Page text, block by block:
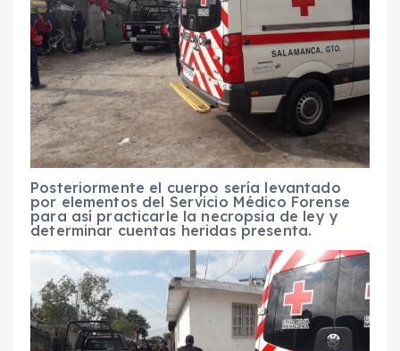
Posteriormente el cuerpo sería levantado
por elementos del Servicio Médico Forense
para así practicarle la necropsia de ley y
determinar cuentas heridas presenta.